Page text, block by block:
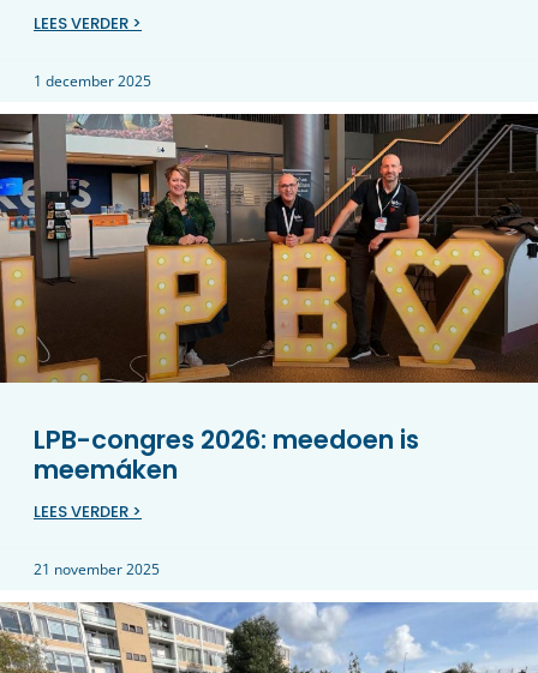
LEES VERDER >
1 december 2025
LPB-congres 2026: meedoen is
meemáken
LEES VERDER >
21 november 2025